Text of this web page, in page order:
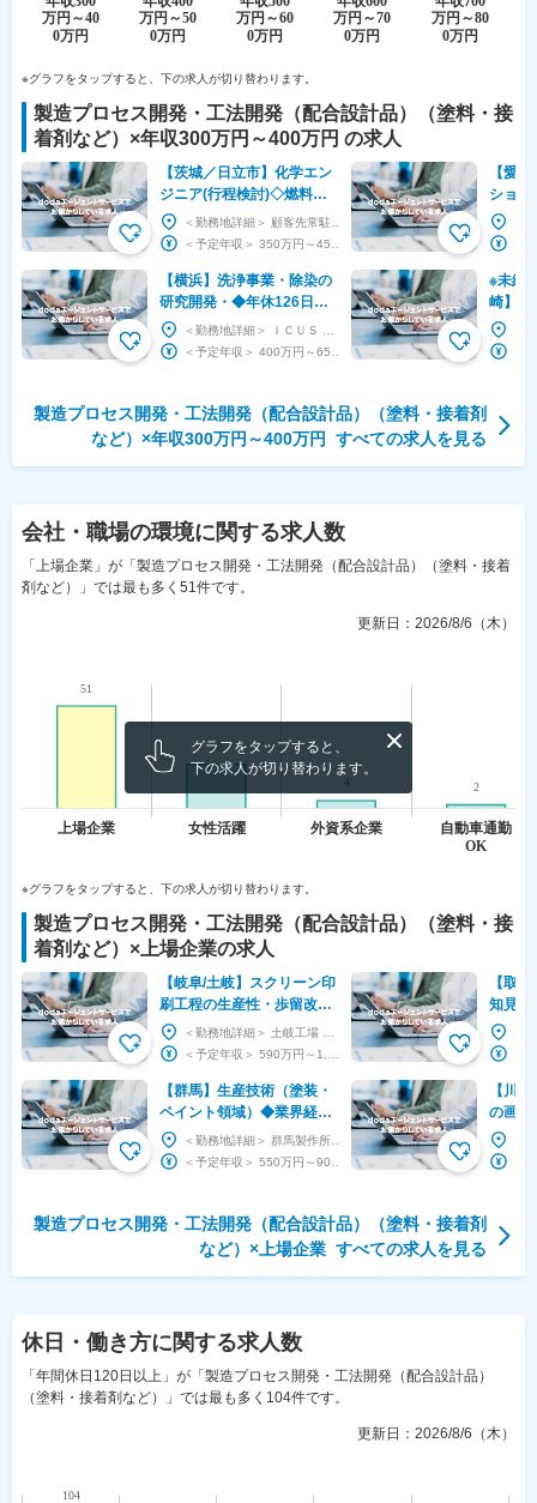
※グラフをタップすると、下の求人が切り替わります。
製造プロセス開発・工法開発（配合設計品）（塗料・接
着剤など） ×年収300万円～400万円 の求人
【茨城／日立市】化学エン
ジニア(行程検討)◇燃料サ
イクル事業関連／技術者と
して市場価値アップ◇
【横浜】洗浄事業・除染の
研究開発・◆年休126日／
社宅制度・手当など福利厚
生◎／電力インフラを支え
【愛
ション
発）◆
学発泡
※未経
崎】蒸
セス
120日
製造プロセス開発・工法開発（配合設計品）（塗料・接着剤
など）×年収300万円～400万円
すべての求人を見る
会社・職場の環境に関する求人数
「上場企業」が「製造プロセス開発・工法開発（配合設計品）（塗料・接着
剤など）」では最も多く51件です。
更新日： 2026/8/6（木）
グラフをタップすると、
下の求人が切り替わります。
※グラフをタップすると、下の求人が切り替わります。
製造プロセス開発・工法開発（配合設計品）（塗料・接
着剤など） ×上場企業の求人
【岐阜/土岐】スクリーン印
刷工程の生産性・歩留改善
◆東証プライム上場/トップ
シェア製品有◆
【群馬】生産技術（塗装・
ペイント領域）◆業界経験
不問／寮社宅完備・UIター
ン歓迎
【取
知見を
写真
ンター
【川
の画像
イム
技術で
製造プロセス開発・工法開発（配合設計品）（塗料・接着剤
など） × 上場企業 すべての求人を見る
休日・働き方に関する求人数
「年間休日120日以上」が「製造プロセス開発・工法開発（配合設計品）
（塗料・接着剤など）」では最も多く104件です。
更新日： 2026/8/6（木）